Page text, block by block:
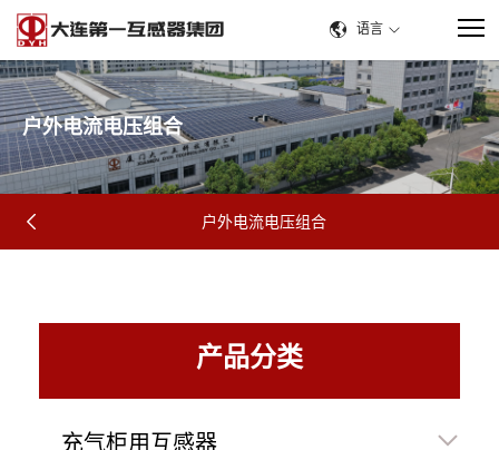
语言
户外电流电压组合
户外电流电压组合
产品分类
充气柜用互感器